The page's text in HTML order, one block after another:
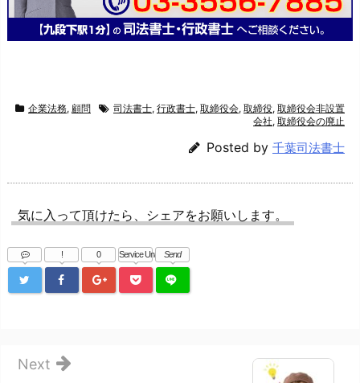
企業法務, 顧問 司法書士, 行政書士, 取締役会, 取締役, 取締役会非設置
会社, 取締役会の廃止
Posted by 千葉司法書士
気に入って頂けたら、シェアをお願いします。
! 0 Service Una Send
Next